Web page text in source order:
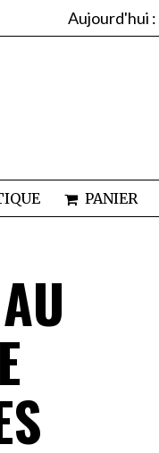
Aujourd'hui :
PANIER